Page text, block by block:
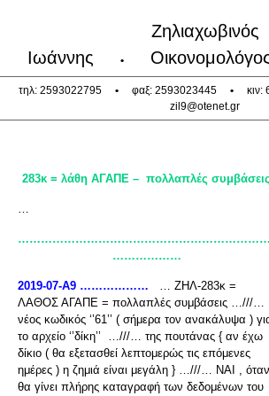
Ζηλιαχωβινός
Ιωάννης
•
τηλ: 2593022795 • φαξ: 2593023445 •
zil9@otenet.gr
283κ = λάθη ΑΓΑΠΕ –πολλαπλές συμβάσεις
…
………………
2019-07-Α9 ………………
… ΖΗΛ-283κ =
ΛΑΘΟΣ ΑΓΑΠΕ = πολλαπλές συμβάσεις …///…
νέος κωδικός ‘’61’’ ( σήμερα τον ανακάλυψα )
το αρχείο ‘’δίκη’’ …///… της πουτάνας { αν έχω
δίκιο ( θα εξετασθεί λεπτομερώς τις επόμενες
ημέρες ) η ζημιά είναι μεγάλη } …///… ΝΑΙ , όταν
θα γίνει πλήρης καταγραφή των δεδομένων του